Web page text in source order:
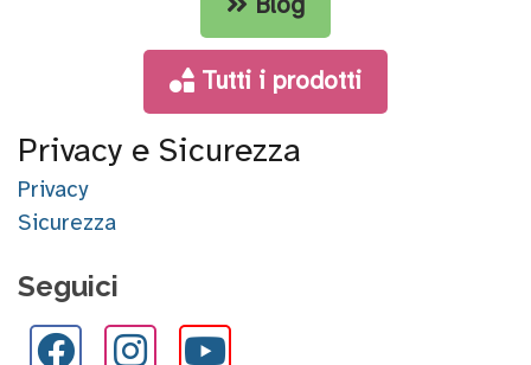
Blog
Tutti i prodotti
Privacy e Sicurezza
Privacy
Sicurezza
Seguici